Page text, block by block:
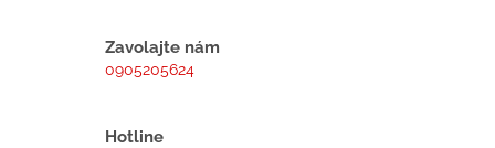
Zavolajte nám
0905205624
Hotline